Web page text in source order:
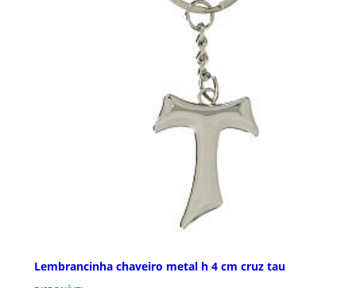
Lembrancinha chaveiro metal h 4 cm cruz tau